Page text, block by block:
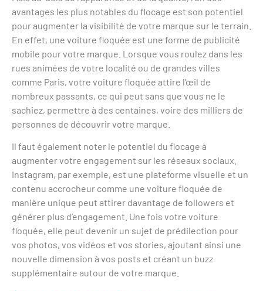
avantages les plus notables du flocage est son potentiel
pour augmenter la visibilité de votre marque sur le terrain.
En effet, une voiture floquée est une forme de publicité
mobile pour votre marque. Lorsque vous roulez dans les
rues animées de votre localité ou de grandes villes
comme Paris, votre voiture floquée attire l’œil de
nombreux passants, ce qui peut sans que vous ne le
sachiez, permettre à des centaines, voire des milliers de
personnes de découvrir votre marque.
Il faut également noter le potentiel du flocage à
augmenter votre engagement sur les réseaux sociaux.
Instagram, par exemple, est une plateforme visuelle et un
contenu accrocheur comme une voiture floquée de
manière unique peut attirer davantage de followers et
générer plus d’engagement. Une fois votre voiture
floquée, elle peut devenir un sujet de prédilection pour
vos photos, vos vidéos et vos stories, ajoutant ainsi une
nouvelle dimension à vos posts et créant un buzz
supplémentaire autour de votre marque.